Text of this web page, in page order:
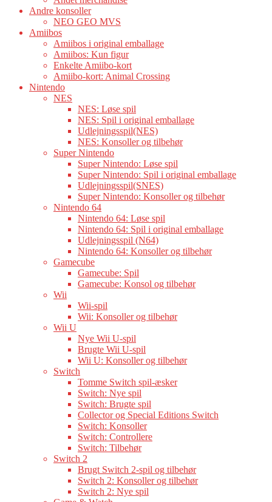
Andre konsoller
NEO GEO MVS
Amiibos
Amiibos i original emballage
Amiibos: Kun figur
Enkelte Amiibo-kort
Amiibo-kort: Animal Crossing
Nintendo
NES
NES: Løse spil
NES: Spil i original emballage
Udlejningsspil(NES)
NES: Konsoller og tilbehør
Super Nintendo
Super Nintendo: Løse spil
Super Nintendo: Spil i original emballage
Udlejningsspil(SNES)
Super Nintendo: Konsoller og tilbehør
Nintendo 64
Nintendo 64: Løse spil
Nintendo 64: Spil i original emballage
Udlejningsspil (N64)
Nintendo 64: Konsoller og tilbehør
Gamecube
Gamecube: Spil
Gamecube: Konsol og tilbehør
Wii
Wii-spil
Wii: Konsoller og tilbehør
Wii U
Nye Wii U-spil
Brugte Wii U-spil
Wii U: Konsoller og tilbehør
Switch
Tomme Switch spil-æsker
Switch: Nye spil
Switch: Brugte spil
Collector og Special Editions Switch
Switch: Konsoller
Switch: Controllere
Switch: Tilbehør
Switch 2
Brugt Switch 2-spil og tilbehør
Switch 2: Konsoller og tilbehør
Switch 2: Nye spil